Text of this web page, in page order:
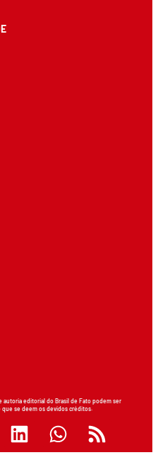
autoria editorial do Brasil de Fato podem ser
se deem os devidos créditos.